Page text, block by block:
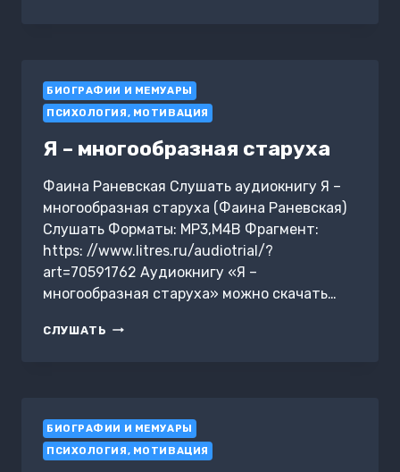
БИОГРАФИИ И МЕМУАРЫ
ПСИХОЛОГИЯ, МОТИВАЦИЯ
Я – многообразная старуха
Фаина Раневская Слушать аудиокнигу Я –
многообразная старуха (Фаина Раневская)
Слушать Форматы: MP3,M4B Фрагмент:
https: //www.litres.ru/audiotrial/?
art=70591762 Аудиокнигу «Я –
многообразная старуха» можно скачать…
СЛУШАТЬ Я
БИОГРАФИИ И МЕМУАРЫ
ПСИХОЛОГИЯ, МОТИВАЦИЯ